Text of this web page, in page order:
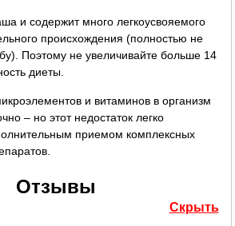
и содержит много легкоусвояемого
происхождения (полностью не
Поэтому не увеличивайте больше 14
диеты.
и витаминов в организм
– но этот недостаток легко
приемом комплексных
Отзывы
Скрыть